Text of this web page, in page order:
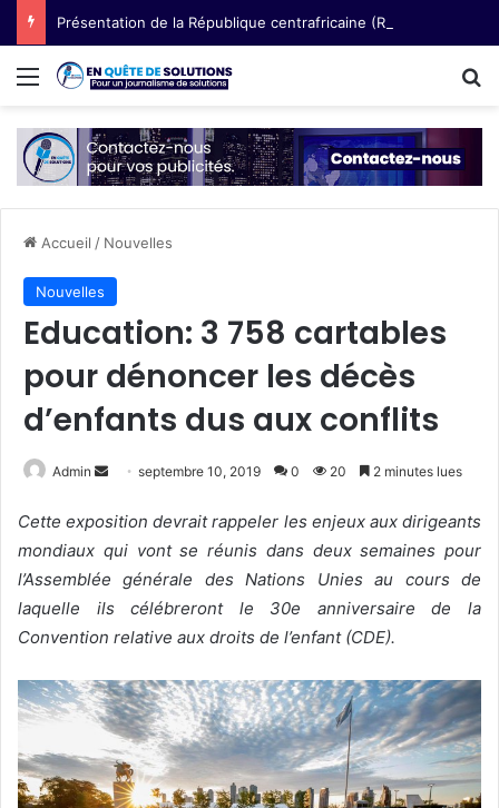
Menu
Accueil / Nouvelles
Nouvelles
Education: 3 758 cartables
pour dénoncer les décès
d’enfants dus aux conflits
Admin
v
o
y
e
n
c
o
u
r
septembre 10, 2019 0 20 2 minutes lues
Cette exposition devrait rappeler les enjeux aux dirigeants
mondiaux qui vont se réunis dans deux semaines pour
l’Assemblée générale des Nations Unies au cours de
laquelle ils célébreront le 30e anniversaire de la
Convention relative aux droits de l’enfant (CDE).